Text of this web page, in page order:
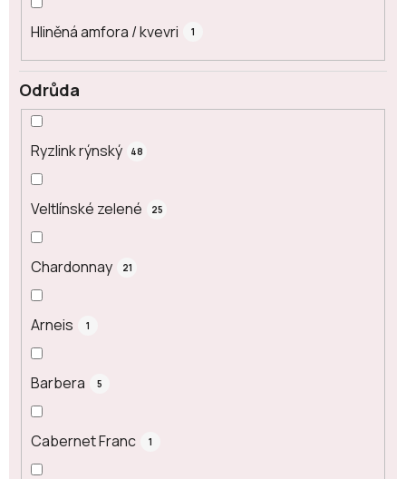
Odrůda
Ryzlink rýnský 48
Veltlínské zelené 25
Chardonnay 21
Arneis 1
Barbera 5
Cabernet Franc 1
Hliněná amfora / kvevri 1